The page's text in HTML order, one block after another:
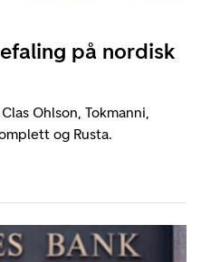
på nordisk
Ohlson, Tokmanni,
og Rusta.